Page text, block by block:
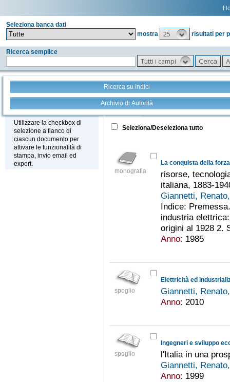
Seleziona banca dati
mostra
25 risultati per
Ricerca semplice
Tutti i campi
Ricerca su indici
Archivio di Autorità
Stampa - Email - Export
Utilizzare la checkbox di
selezione a fianco di
ciascun documento per
attivare le funzionalità di
stampa, invio email ed
export.
Tutto +
Seleziona/Deseleziona tutto
monografia
La conquista della forza
risorse,
italiana, 1883-
Giannetti,
Indice:
industria
origini al 1928 2.
Anno: 1985
spoglio
Elettricità ed
Giannetti,
Anno: 2010
spoglio
Ingegneri e sviluppo
l'Italia in una
Giannetti,
Anno: 1999